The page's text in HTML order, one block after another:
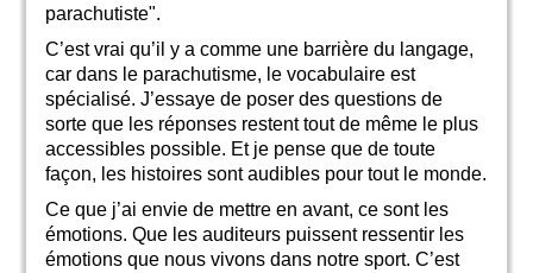
parachutiste".
C’est vrai qu’il y a comme une barrière du langage,
car dans le parachutisme, le vocabulaire est
spécialisé. J’essaye de poser des questions de
sorte que les réponses restent tout de même le plus
accessibles possible. Et je pense que de toute
façon, les histoires sont audibles pour tout le monde.
Ce que j’ai envie de mettre en avant, ce sont les
émotions. Que les auditeurs puissent ressentir les
émotions que nous vivons dans notre sport. C’est